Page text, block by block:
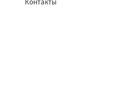
Контакты